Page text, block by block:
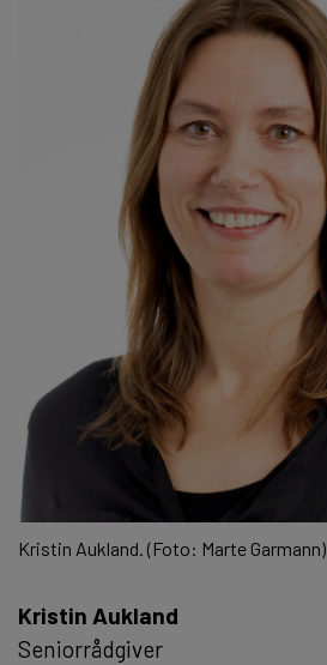
Kristin Aukland. (Foto: Marte Garmann)
Kristin Aukland
Seniorrådgiver